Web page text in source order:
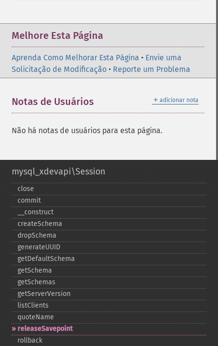
Melhore Esta Página
Aprenda Como Melhorar Esta Página • Envie uma
Solicitação de Modificação • Reporte um Problema
＋ adicionar nota
Notas de Usuários
Não há notas de usuários para esta página.
mysql_xdevapi\Session
close
commit
_​_​construct
createSchema
dropSchema
generateUUID
getDefaultSchema
getSchema
getSchemas
getServerVersion
listClients
quoteName
releaseSavepoint
rollback